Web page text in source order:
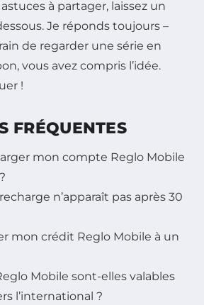
à partager, laissez un
Je réponds toujours –
de regarder une série en
vous avez compris l’idée.
!
FRÉQUENTES
mon compte Reglo Mobile
n’apparaît pas après 30
mon crédit Reglo Mobile à un
Mobile sont-elles valables
l’international ?